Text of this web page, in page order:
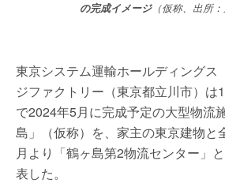
の完成イメージ（仮称、出所：
東京システム運輸ホールディングス
ジファクトリー（東京都立川市）は
で2024年5月に完成予定の大型物流
島」（仮称）を、家主の東京建物と
月より「鶴ヶ島第2物流センター」
表した。